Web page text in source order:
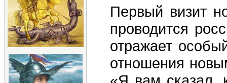
Первый визит
проводится
отражает
отношения